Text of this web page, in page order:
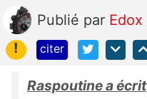
Publié par Edox
!
citer
Raspoutine a écrit